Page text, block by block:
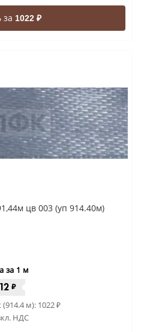
за 1022 ₽
цв 003 (уп 914.40м)
за 1 м
₽
(914.4 м): 1022₽
НДС